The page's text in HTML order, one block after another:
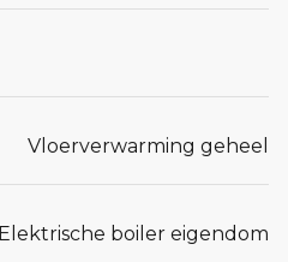
Vloerverwarming geheel
Elektrische boiler eigendom